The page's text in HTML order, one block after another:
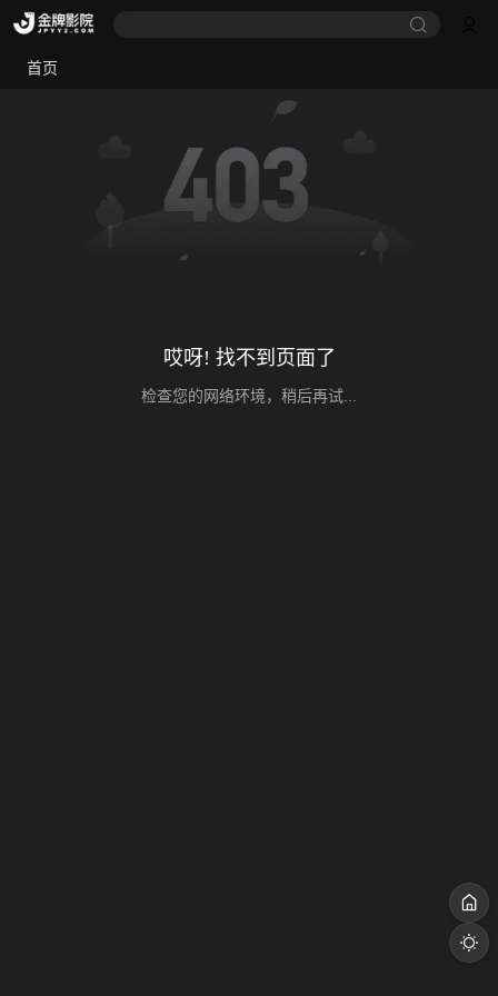
首页
哎呀! 找不到页面了
检查您的网络环境，稍后再试...